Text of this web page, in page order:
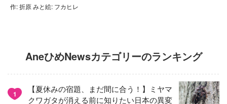
作: 折原 みと絵: フカヒレ
AneひめNewsカテゴリーのランキング
1
【夏休みの宿題、まだ間に合う！】ミヤマ
クワガタが消える前に知りたい日本の異変